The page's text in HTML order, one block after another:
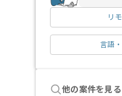
リ
言語
他の案件を見る